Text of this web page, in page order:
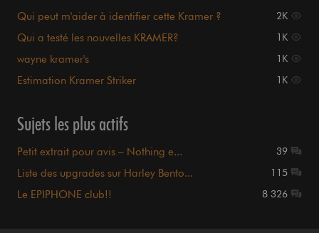
Qui peut m'aider à identifier cette Kramer ? 2K
Qui a testé les nouvelles KRAMER? 1K
wayne kramer's 1K
Estimation Kramer Striker 1K
Sujets les plus actifs
Petit extrait pour avis – Nothing e... 39
Liste des upgrades sur Harley Bento... 115
Le EPIPHONE club!! 8 326